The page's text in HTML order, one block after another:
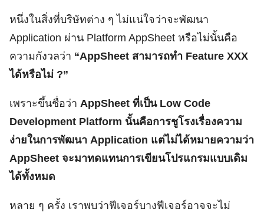
หนึ่งในสิ่งที่บริษัทต่าง ๆ ไม่แน่ใจว่าจะพัฒนา
Application ผ่าน Platform AppSheet หรือไม่นั้นคือ
ความกังวลว่า “AppSheet สามารถทำ Feature XXX
ได้หรือไม่ ?”
เพราะขึ้นชื่อว่า AppSheet ที่เป็น Low Code
Development Platform นั้นคือการชูโรงเรื่องความ
ง่ายในการพัฒนา Application แต่ไม่ได้หมายความว่า
AppSheet จะมาทดแทนการเขียนโปรแกรมแบบเดิม
ได้ทั้งหมด
หลาย ๆ ครั้ง เราพบว่าฟีเจอร์บางฟีเจอร์อาจจะไม่